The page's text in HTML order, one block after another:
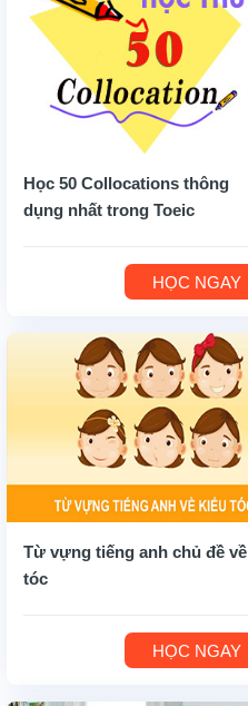
Học 50 Collocations thông
dụng nhất trong Toeic
HỌC NGAY
Từ vựng tiếng anh chủ đề về
tóc
HỌC NGAY